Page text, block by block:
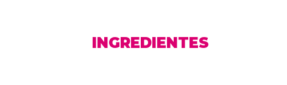
INGREDIENTES